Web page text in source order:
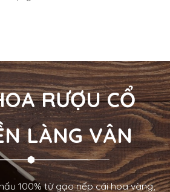
RƯỢU CỔ
LÀNG VÂN